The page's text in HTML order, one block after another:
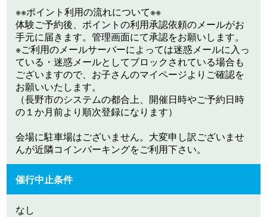
※※ポイント利用の流れについて※※
体験ご予約後、ポイントの利用承認依頼のメールがお
手元に届きます。管理画面にて承認をお願いします。
※ご利用のメールサーバーによっては迷惑メールに入っ
ている・迷惑メールとしてブロックされている場合も
ございますので、お子さんのマイページよりご確認を
お願いいたします。
（長野市のシステムの都合上、開催日時やご予約日時
の１か月前より順次登録になります）
会場に駐車場はございません。大変申し訳ございませ
んが近隣コインパーキングをご利用下さい。
催行中止条件
なし